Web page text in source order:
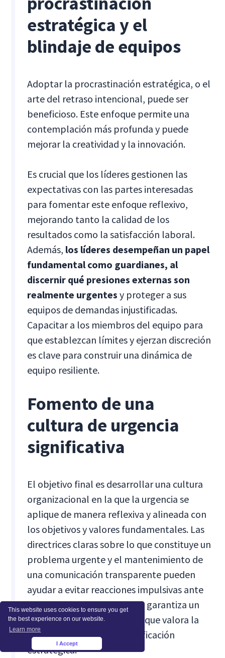
This website uses cookies to ensure you get
the best experience on our website.
Learn more
I Accept
estratégica y el
blindaje de equipos
Adoptar la procrastinación estratégica, o el
arte del retraso intencional, puede ser
beneficioso. Este enfoque permite una
contemplación más profunda y puede
mejorar la creatividad y la innovación.
Es crucial que los líderes gestionen las
expectativas con las partes interesadas
para fomentar este enfoque reflexivo,
mejorando tanto la calidad de los
resultados como la satisfacción laboral.
Además, los líderes desempeñan un papel
fundamental como guardianes, al
discernir qué presiones externas son
realmente urgentesy proteger a sus
equipos de demandas injustificadas.
Capacitar a los miembros del equipo para
que establezcan límites y ejerzan discreción
es clave para construir una dinámica de
equipo resiliente.
Fomento de una
cultura de urgencia
significativa
El objetivo final es desarrollar una cultura
organizacional en la que la urgencia se
aplique de manera reflexiva y alineada con
los objetivos y valores fundamentales. Las
directrices claras sobre lo que constituye un
problema urgente y el mantenimiento de
una comunicación transparente pueden
ayudar a evitar reacciones impulsivas ante
cada solicitud. Este enfoque garantiza un
ritmo de trabajo sostenible que valora la
acción deliberada y la planificación
estratégica.